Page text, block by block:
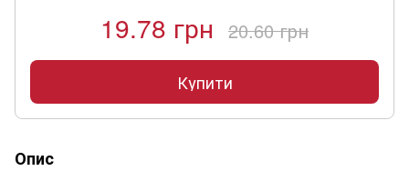
19.78 грн 20.60 грн
Купити
Опис